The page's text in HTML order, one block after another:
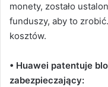
monety, zostało
funduszy, aby to
kosztów.
• Huawei patentuje
zabezpieczający: